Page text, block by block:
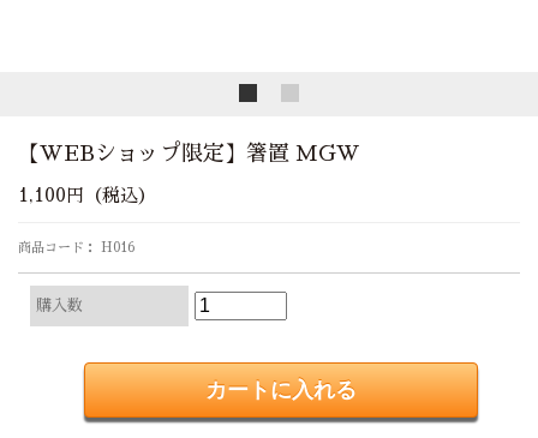
【WEBショップ限定】箸置 MGW
1,100円（税込）
商品コード： H016
購入数